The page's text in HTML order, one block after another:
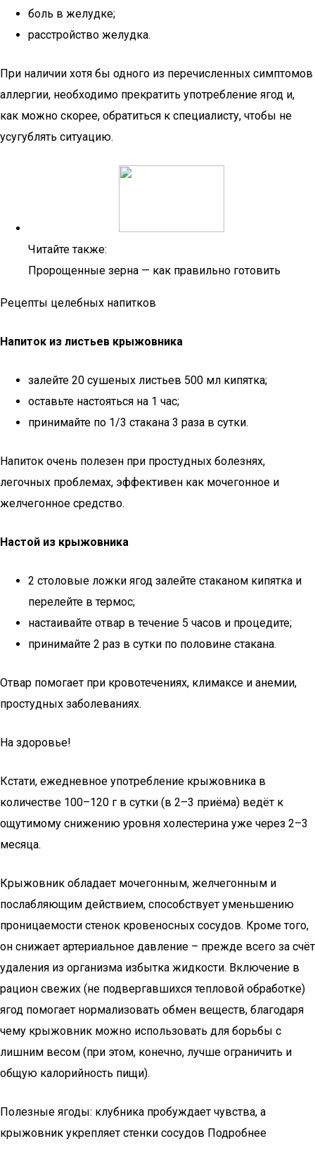
боль в желудке;
расстройство желудка.
При наличии хотя бы одного из перечисленных симптомов
аллергии, необходимо прекратить употребление ягод и,
как можно скорее, обратиться к специалисту, чтобы не
усугублять ситуацию.
Читайте также:
Пророщенные зерна — как правильно готовить
Рецепты целебных напитков
Напиток из листьев крыжовника
залейте 20 сушеных листьев 500 мл кипятка;
оставьте настояться на 1 час;
принимайте по 1/3 стакана 3 раза в сутки.
Напиток очень полезен при простудных болезнях,
легочных проблемах, эффективен как мочегонное и
желчегонное средство.
Настой из крыжовника
2 столовые ложки ягод залейте стаканом кипятка и
перелейте в термос;
настаивайте отвар в течение 5 часов и процедите;
принимайте 2 раз в сутки по половине стакана.
Отвар помогает при кровотечениях, климаксе и анемии,
простудных заболеваниях.
На здоровье!
Кстати, ежедневное употребление крыжовника в
количестве 100–120 г в сутки (в 2–3 приёма) ведёт к
ощутимому снижению уровня холестерина уже через 2–3
месяца.
Крыжовник обладает мочегонным, желчегонным и
послабляющим действием, способствует уменьшению
проницаемости стенок кровеносных сосудов. Кроме того,
он снижает артериальное давление – прежде всего за счёт
удаления из организма избытка жидкости. Включение в
рацион свежих (не подвергавшихся тепловой обработке)
ягод помогает нормализовать обмен веществ, благодаря
чему крыжовник можно использовать для борьбы с
лишним весом (при этом, конечно, лучше ограничить и
общую калорийность пищи).
Полезные ягоды: клубника пробуждает чувства, а
крыжовник укрепляет стенки сосудов Подробнее